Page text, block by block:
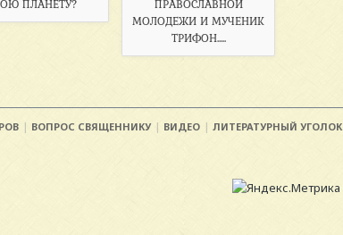
ПЛАНЕТУ?
ПРАВОСЛАВНОЙ
МОЛОДЕЖИ И МУЧЕНИК
ТРИФОН.....
ВОПРОС СВЯЩЕННИКУ ВИДЕО ЛИТЕРАТУРНЫЙ УГОЛОК